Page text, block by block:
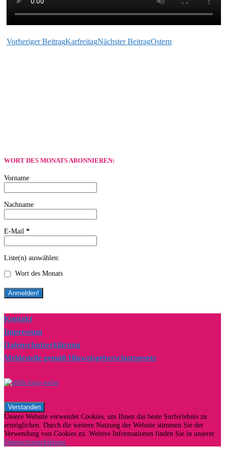
Beitragsnavigation
Vorheriger BeitragKarfreitagNächster BeitragOstern
WORT DES MONATS ABONNIEREN:
Vorname
Nachname
E-Mail *
Liste(n) auswählen:
Wort des Monats
Kontakt
Impressum
Datenschutzerklärung
Meldestelle gemäß Hinweisgeberschutzgesetz
Unsere Website verwendet Cookies, um Ihnen das beste Surferlebnis zu
ermöglichen. Durch die weitere Nutzung der Website stimmen Sie der
Verwendung von Cookies zu. Weitere Informationen finden Sie in unserer
Datenschutzerklärung.